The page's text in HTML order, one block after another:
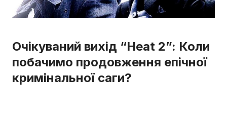
Очікуваний вихід “Heat 2”: Коли
побачимо продовження епічної
кримінальної саги?